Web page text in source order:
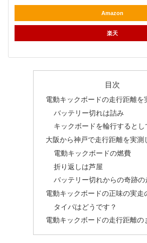
Amazon
楽天
目次
電動キックボードの走行距離を
バッテリー切れは詰み
キックボードを輪行するとし
大阪から神戸で走行距離を実測
電動キックボードの燃費
折り返しは芦屋
バッテリー切れからの奇跡の
電動キックボードの正味の実走
タイパはどうです？
電動キックボードの走行距離の